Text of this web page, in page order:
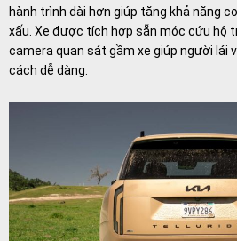
hành trình dài hơn giúp tăng khả năng
xấu. Xe được tích hợp sẵn móc cứu hộ
camera quan sát gầm xe giúp người lái
cách dễ dàng.